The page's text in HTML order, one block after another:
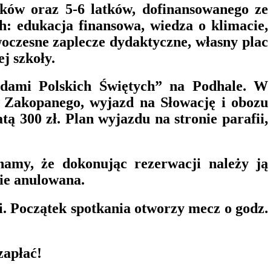
oraz 5-6 latków, dofinansowanego ze
edukacja finansowa, wiedza o klimacie,
zaplecze dydaktyczne, własny plac
szkoły.
Polskich Świętych” na Podhale. W
wyjazd na Słowację i obozu
300 zł. Plan wyjazdu na stronie parafii,
że dokonując rezerwacji należy ją
anulowana.
Początek spotkania otworzy mecz o godz.